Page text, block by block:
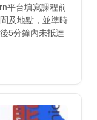
平台填寫課程前
及地點，並準時
5分鐘內未抵達